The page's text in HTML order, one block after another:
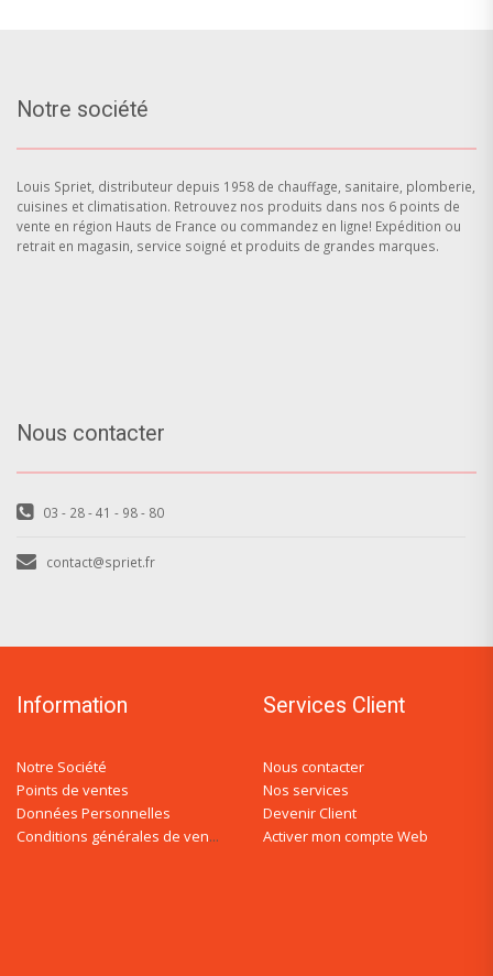
Notre société
Louis Spriet, distributeur depuis 1958 de chauffage, sanitaire, plomberie,
cuisines et climatisation. Retrouvez nos produits dans nos 6 points de
vente en région Hauts de France ou commandez en ligne! Expédition ou
retrait en magasin, service soigné et produits de grandes marques.
Nous contacter
03 - 28 - 41 - 98 - 80
contact@spriet.fr
Information
Notre Société
Points de ventes
Données Personnelles
Conditions générales de ventes
Services Client
Nous contacter
Nos services
Devenir Client
Activer mon compte Web